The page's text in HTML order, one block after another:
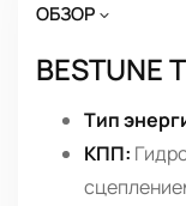
ОБЗОР
BESTUNE
Тип
КПП: